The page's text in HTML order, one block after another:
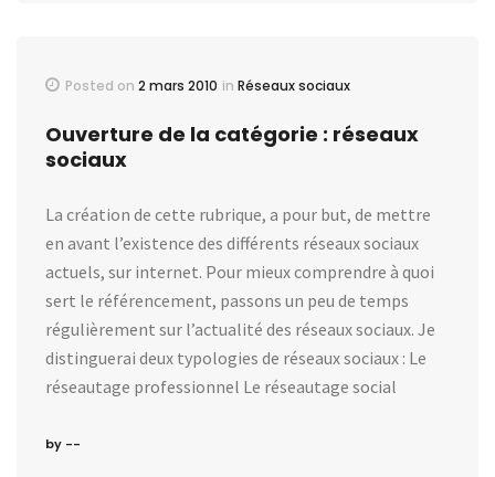
Posted on 2 mars 2010 in Réseaux sociaux
Ouverture de la catégorie : réseaux
sociaux
La création de cette rubrique, a pour but, de mettre
en avant l’existence des différents réseaux sociaux
actuels, sur internet. Pour mieux comprendre à quoi
sert le référencement, passons un peu de temps
régulièrement sur l’actualité des réseaux sociaux. Je
distinguerai deux typologies de réseaux sociaux : Le
réseautage professionnel Le réseautage social
by --